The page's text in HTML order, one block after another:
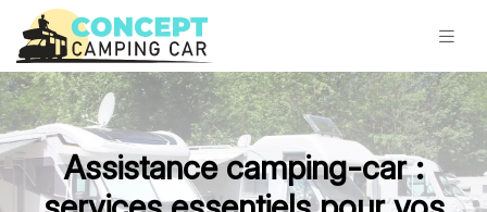
Assistance camping-car :